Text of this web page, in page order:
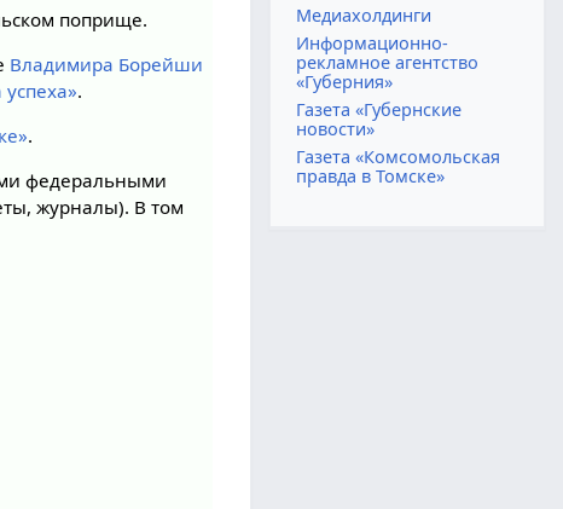
поприще.
Владимира Борейши
.
.
федеральными
журналы). В том
Медиахолдинги
Информационно-
рекламное агентство
«Губерния»
Газета «Губернские
новости»
Газета «Комсомольская
правда в Томске»